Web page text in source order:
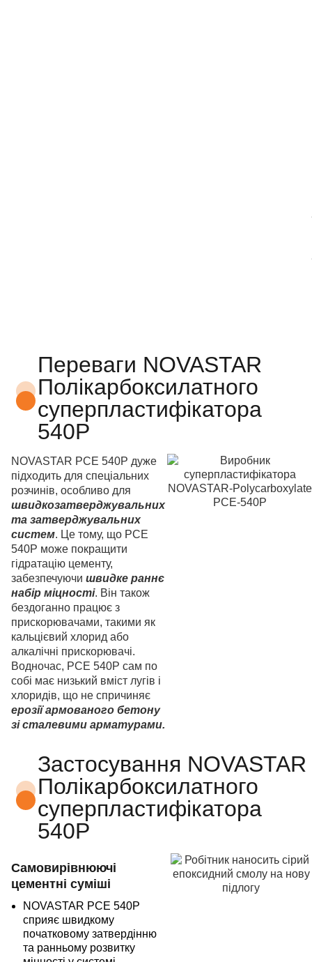
Переваги NOVASTAR
Полікарбоксилатного
суперпластифікатора
540P
NOVASTAR PCE 540P дуже
підходить для спеціальних
розчинів, особливо для
швидкозатверджувальних
та затверджувальних
систем. Це тому, що PCE
540P може покращити
гідратацію цементу,
забезпечуючи швидке раннє
набір міцності. Він також
бездоганно працює з
прискорювачами, такими як
кальцієвий хлорид або
алкалічні прискорювачі.
Водночас, PCE 540P сам по
собі має низький вміст лугів і
хлоридів, що не спричиняє
ерозії армованого бетону
зі сталевими арматурами.
Застосування NOVASTAR
Полікарбоксилатного
суперпластифікатора
540P
Самовирівнюючі
цементні суміші
NOVASTAR PCE 540P
сприяє швидкому
початковому затвердінню
та ранньому розвитку